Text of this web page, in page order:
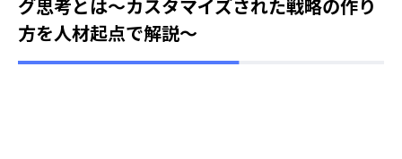
グ思考とは〜カスタマイズされた戦略の作り
方を人材起点で解説〜